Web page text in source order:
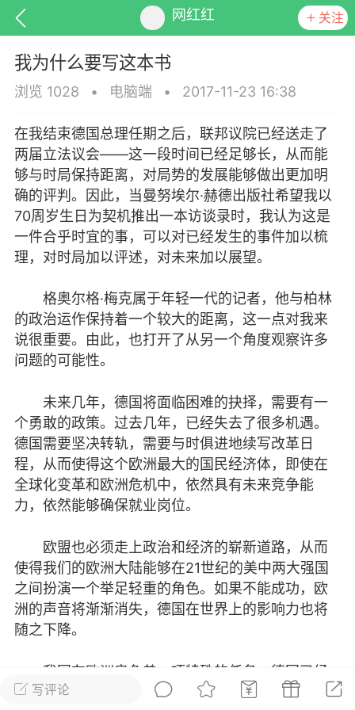
网红红 关注
排行 头衔 抽奖
动态 小说 商城
任务
》再封32万个外挂账号 违规行为绝不
《绝地求生》官微在早些时候公布了
11月20日-12月3日期间检测到的外挂
账号处理结果。据了解，在这段时间
内官方...
些事
小蜜蜂
不应该忘记一件事：寻访《一千零
写评论
我为什么要写这本书
浏览 1028 • 电脑端 • 2017-11-23 16:38
在我结束德国总理任期之后，联邦议院已经送走了
两届立法议会——这一段时间已经足够长，从而能
够与时局保持距离，对局势的发展能够做出更加明
确的评判。因此，当曼努埃尔·赫德出版社希望我以
70周岁生日为契机推出一本访谈录时，我认为这是
一件合乎时宜的事，可以对已经发生的事件加以梳
理，对时局加以评述，对未来加以展望。
格奥尔格·梅克属于年轻一代的记者，他与柏林
的政治运作保持着一个较大的距离，这一点对我来
说很重要。由此，也打开了从另一个角度观察许多
问题的可能性。
未来几年，德国将面临困难的抉择，需要有一
个勇敢的政策。过去几年，已经失去了很多机遇。
德国需要坚决转轨，需要与时俱进地续写改革日
程，从而使得这个欧洲最大的国民经济体，即使在
全球化变革和欧洲危机中，依然具有未来竞争能
力，依然能够确保就业岗位。
欧盟也必须走上政治和经济的崭新道路，从而
使得我们的欧洲大陆能够在21世纪的美中两大强国
之间扮演一个举足轻重的角色。如果不能成功，欧
洲的声音将渐渐消失，德国在世界上的影响力也将
随之下降。
我国在欧洲肩负着一项特殊的任务。德国已经
比战后任何时候都更加强盛。但是，这一现状不应